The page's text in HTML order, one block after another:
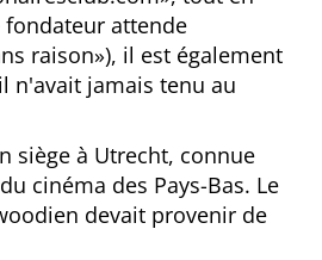
fondateur attende
raison ), il est également
n'avait jamais tenu au
siège à Utrecht, connue
cinéma des Pays-Bas. Le
devait provenir de